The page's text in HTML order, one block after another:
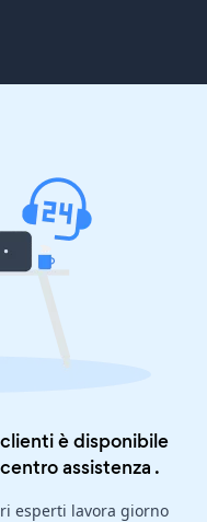
è disponibile
centro assistenza .
esperti lavora giorno